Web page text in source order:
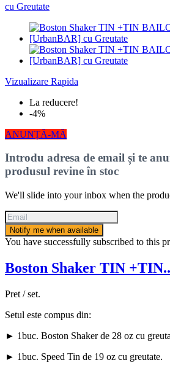
Vizualizare Rapida
La reducere!
-4%
ANUNȚĂ-MĂ
Introdu adresa de email și te
produsul revine în stoc
We'll slide into your inbox when the
Notify me when available
You have successfully subscribed to this
Boston Shaker TIN
Pret / set.
Setul este compus din:
► 1buc. Boston Shaker de 28 oz cu
► 1buc. Speed Tin de 19 oz cu greutate.